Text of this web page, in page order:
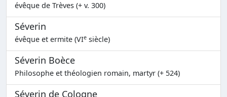
évêque de Trèves (+ v. 300)
Séverin
évêque et ermite (VIe siècle)
Séverin Boèce
Philosophe et théologien romain, martyr (+ 524)
Séverin de Cologne